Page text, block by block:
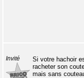
Invité
Si votre hachoir
racheter son
mais sans